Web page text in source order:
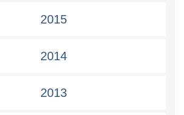
2015
2014
2013